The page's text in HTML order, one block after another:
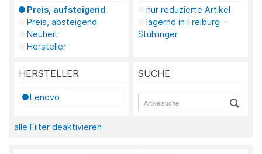
Preis, aufsteigend
Preis, absteigend
Neuheit
Hersteller
nur reduzierte Artikel
lagernd in Freiburg -
Stühlinger
HERSTELLER
Lenovo
SUCHE
alle Filter deaktivieren